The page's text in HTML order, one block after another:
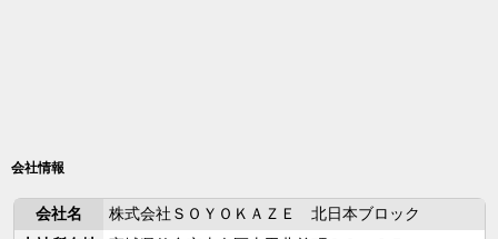
会社情報
会社名
株式会社ＳＯＹＯＫＡＺＥ 北日本ブロック